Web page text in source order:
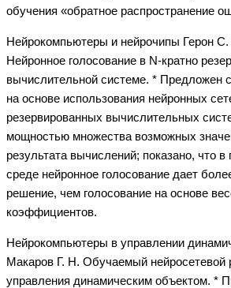
обучения «обратное распространение
Нейрокомпьютеры и нейрочипы Герон
Нейронное голосование в N-кратно
вычислительной системе. * Предложен
на основе использования нейронных
резервированных вычислительных
мощностью множества возможных
результата вычислений; показано, что
среде нейронное голосование дает
решение, чем голосование на основе
коэффициентов.
Нейрокомпьютеры в управлении
Макаров Г. Н. Обучаемый нейросетевой
управления динамическим объектом. *